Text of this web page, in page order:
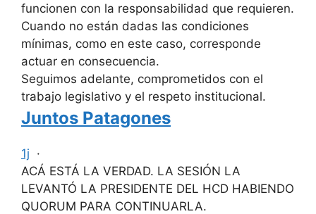
funcionen con la responsabilidad que requieren.
Cuando no están dadas las condiciones
mínimas, como en este caso, corresponde
actuar en consecuencia.
Seguimos adelante, comprometidos con el
trabajo legislativo y el respeto institucional.
Juntos Patagones
1j ·
ACÁ ESTÁ LA VERDAD. LA SESIÓN LA
LEVANTÓ LA PRESIDENTE DEL HCD HABIENDO
QUORUM PARA CONTINUARLA.